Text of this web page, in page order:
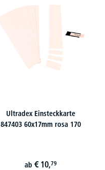
Ultradex Einsteckkarte
847403 60x17mm rosa 170
ab € 10,79